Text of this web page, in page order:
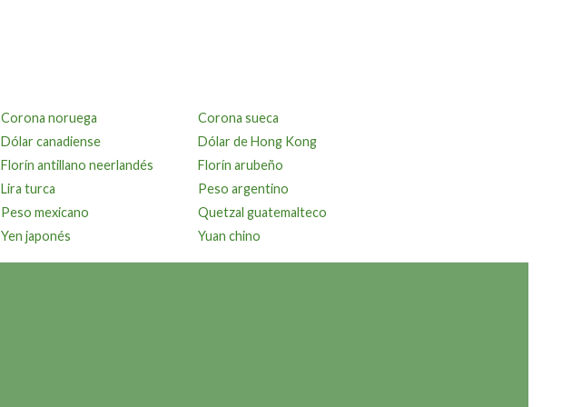
Corona noruega
Corona sueca
Dólar canadiense
Dólar de Hong Kong
Florín antillano neerlandés
Florín arubeño
Lira turca
Peso argentino
Peso mexicano
Quetzal guatemalteco
Yen japonés Yuan chino